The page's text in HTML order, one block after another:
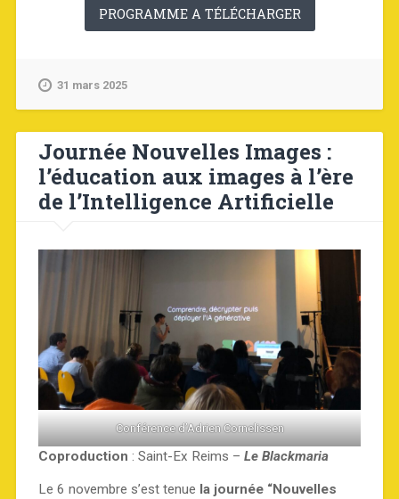
PROGRAMME A TÉLÉCHARGER
31 mars 2025
Journée Nouvelles Images :
l’éducation aux images à l’ère
de l’Intelligence Artificielle
Conférence d’Adrien Cornelissen
Coproduction : Saint-Ex Reims – Le Blackmaria
Le 6 novembre s’est tenue la journée “Nouvelles